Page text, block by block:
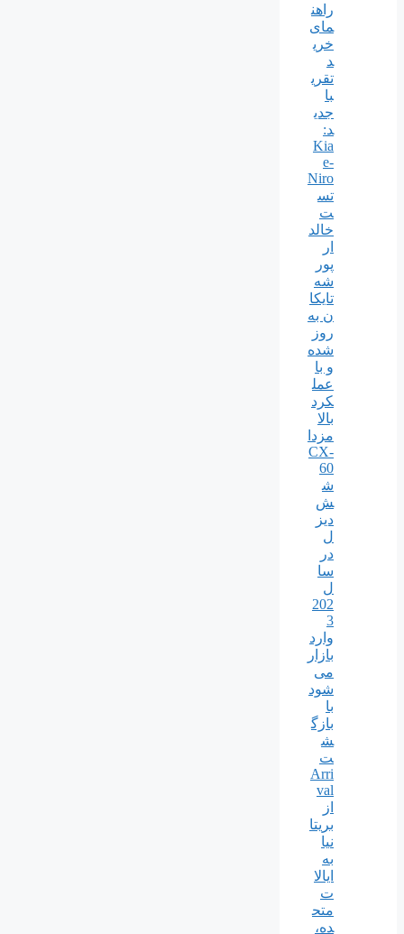
راهن
مای
خری
د
تقری
با
جدی
د:
Kia
e-
Niro
تس
ت
خالد
ار
پور
شه
تایکا
ن به
روز
شده
و با
عمل
کرد
بالا
مزدا
CX-
60
ش
ش
دیز
ل
در
سا
ل
202
3
وارد
بازار
می
شود
با
بازگ
ش
ت
Arri
val
از
بریتا
نیا
به
ایالا
ت
متح
ده،